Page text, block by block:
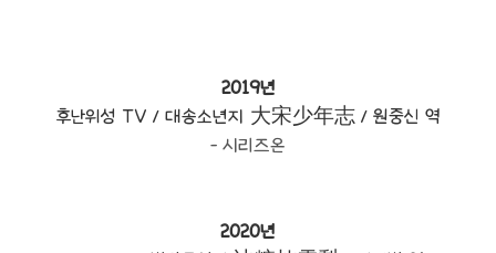
2019년
후난위성 TV / 대송소년지 大宋少年志 / 원중신 역
- 시리즈온
2020년